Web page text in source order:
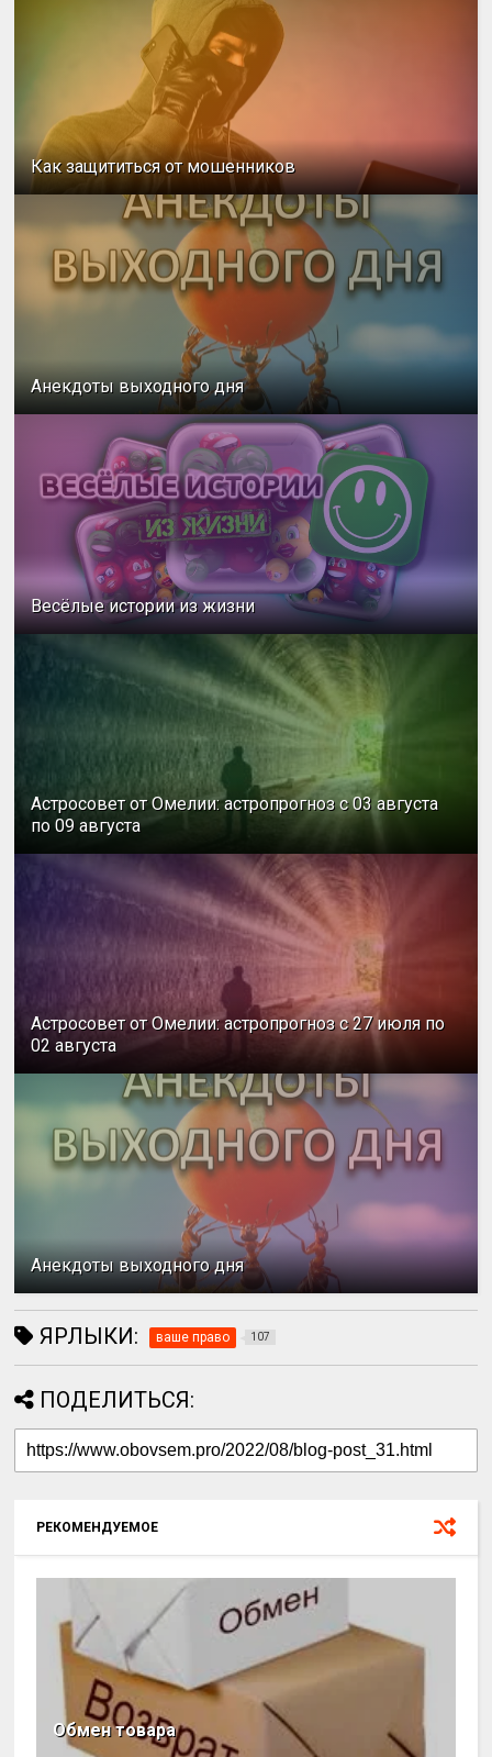
Как защититься от мошенников
Анекдоты выходного дня
Весёлые истории из жизни
Астросовет от Омелии: астропрогноз с 03 августа
по 09 августа
Астросовет от Омелии: астропрогноз с 27 июля по
02 августа
Анекдоты выходного дня
ЯРЛЫКИ: ваше право 107
ПОДЕЛИТЬСЯ:
РЕКОМЕНДУЕМОЕ
Обмен товара